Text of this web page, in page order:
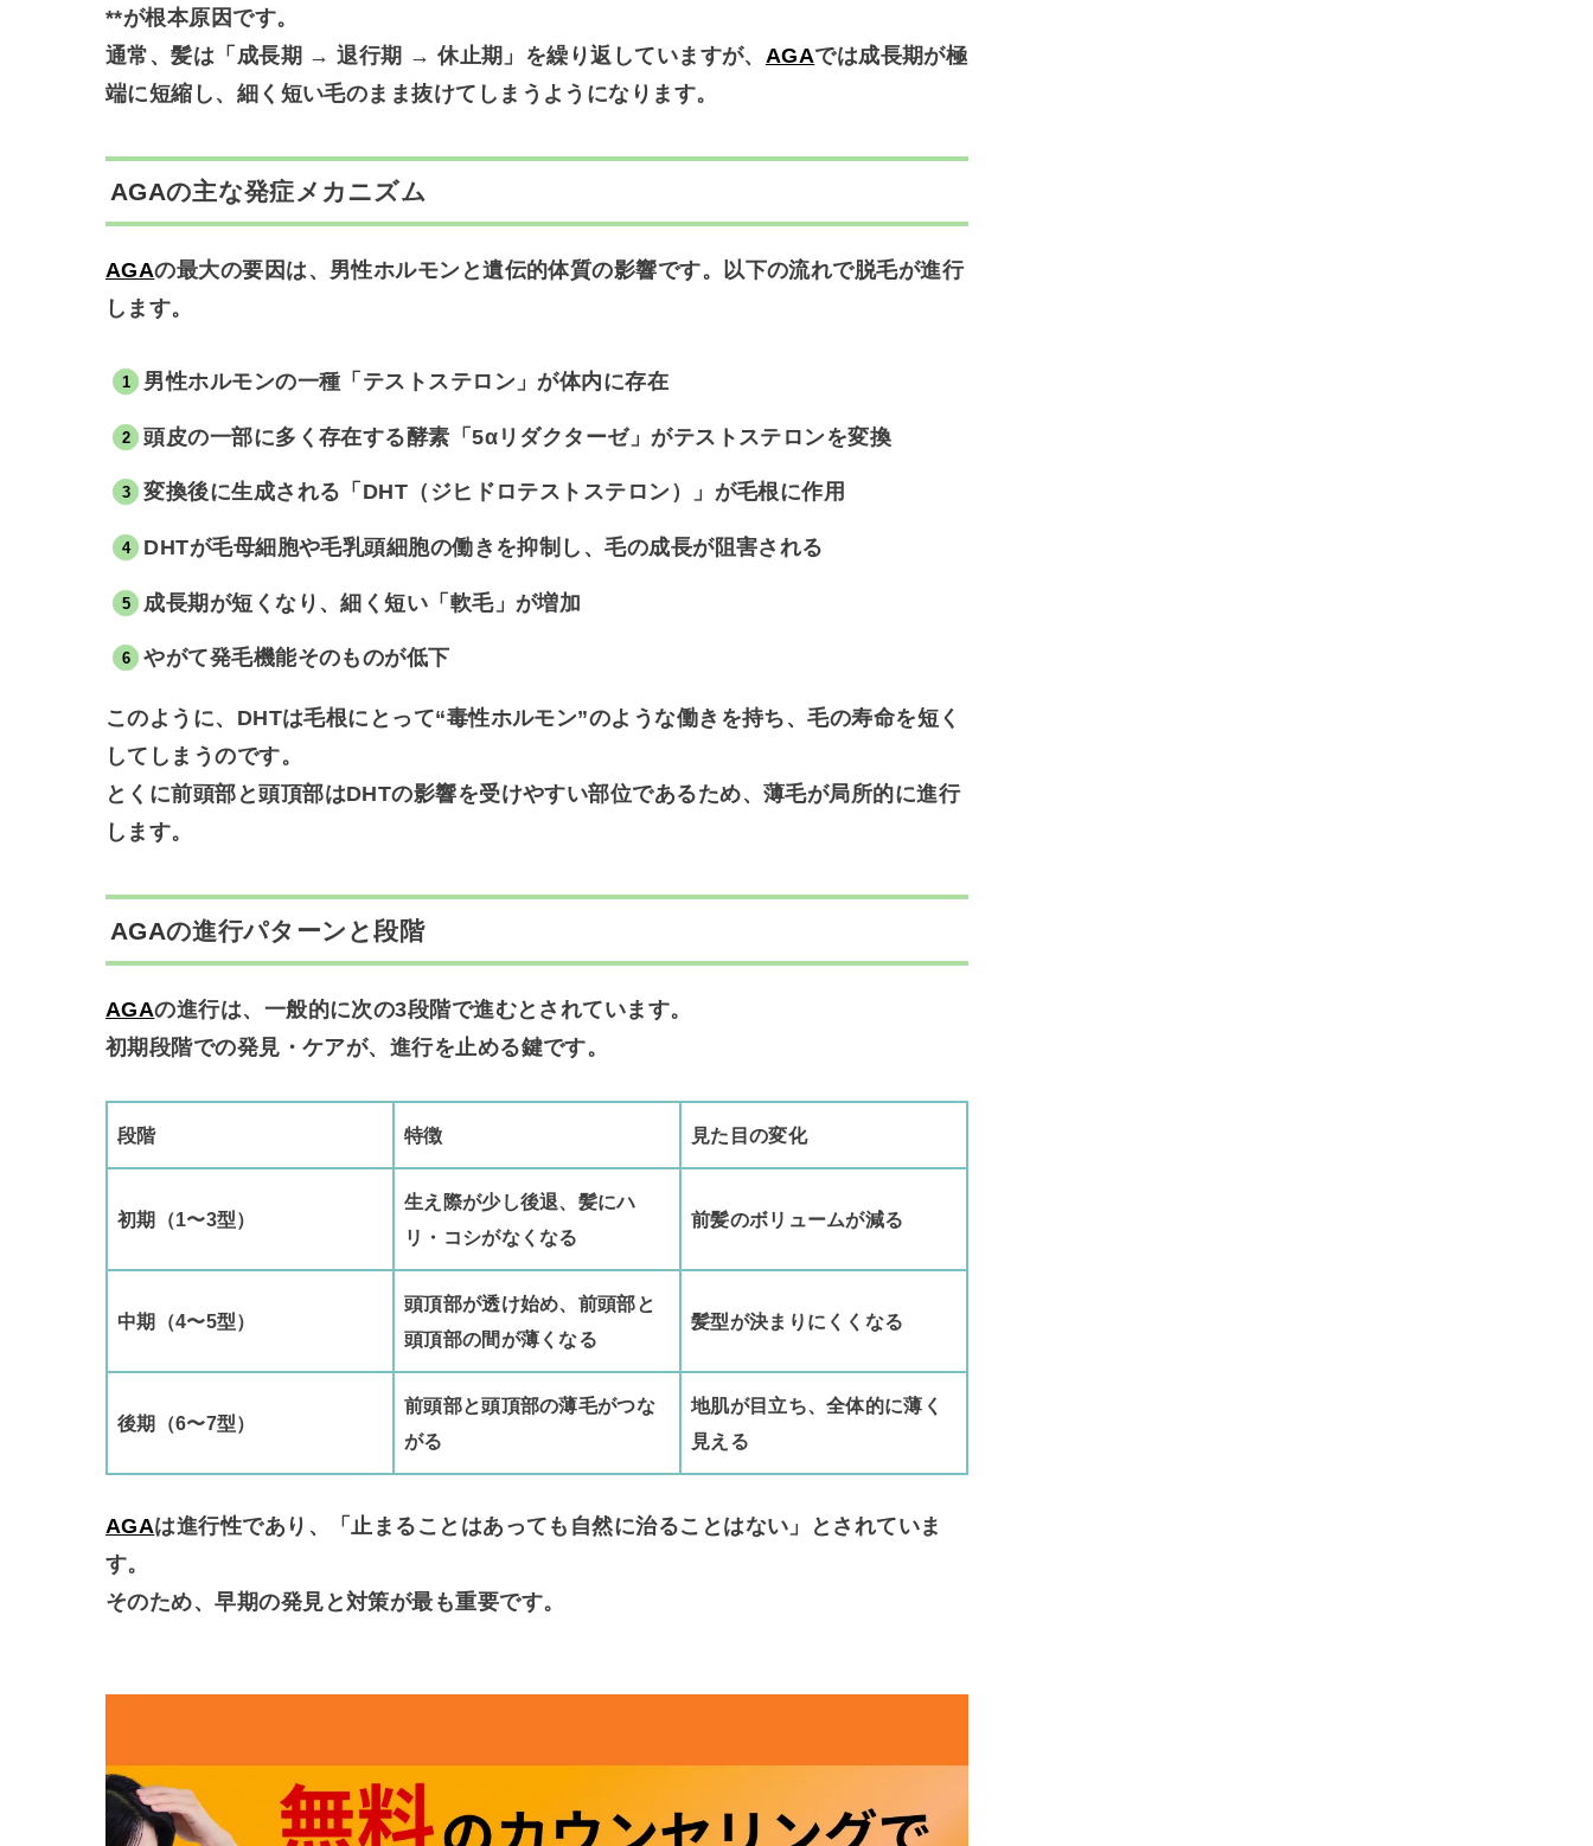
**が根本原因です。
通常、髪は「成長期 → 退行期 → 休止期」を繰り返していますが、 AGAでは成長期が極
端に短縮し、細く短い毛のまま抜けてしまうようになります。
AGAの主な発症メカニズム
AGAの最大の要因は、 男性ホルモンと遺伝的体質の影響です。以下の流れで脱毛が進行
します。
男性ホルモンの一種「テストステロン」が体内に存在
頭皮の一部に多く存在する酵素「5αリダクターゼ」がテストステロンを変換
変換後に生成される「DHT（ジヒドロテストステロン）」が毛根に作用
DHTが毛母細胞や毛乳頭細胞の働きを抑制し、毛の成長が阻害される
成長期が短くなり、細く短い「軟毛」が増加
やがて発毛機能そのものが低下
このように、DHTは毛根にとって“毒性ホルモン”のような働きを持ち、毛の寿命を短く
してしまうのです。
とくに前頭部と頭頂部はDHTの影響を受けやすい部位であるため、薄毛が局所的に進行
します。
AGAの進行パターンと段階
AGAの進行は、一般的に次の3段階で進むとされています。
初期段階での発見・ケアが、進行を止める鍵です。
段階 特徴 見た目の変化
初期（1〜3型）
生え際が少し後退、髪にハ
リ・コシがなくなる
前髪のボリュームが減る
中期（4〜5型）
頭頂部が透け始め、前頭部と
頭頂部の間が薄くなる
髪型が決まりにくくなる
後期（6〜7型）
前頭部と頭頂部の薄毛がつな
がる
地肌が目立ち、全体的に薄く
見える
AGAは進行性であり、「止まることはあっても自然に治ることはない」とされていま
す。
そのため、早期の発見と対策が最も重要です。